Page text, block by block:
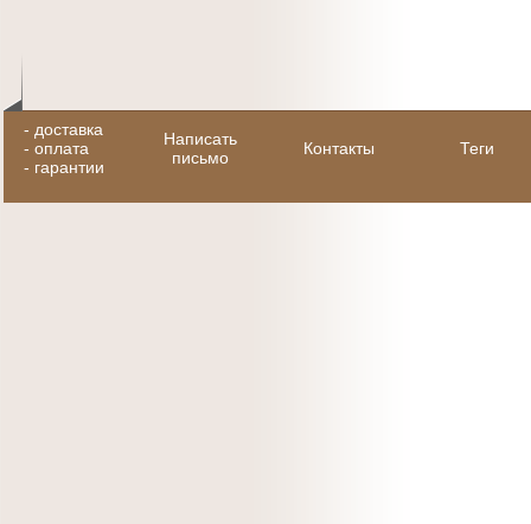
- доставка
- оплата
- гарантии
Написать
письмо
Контакты Теги